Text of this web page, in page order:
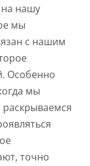
нашу
мы
с нашим
Особенно
мы
точно